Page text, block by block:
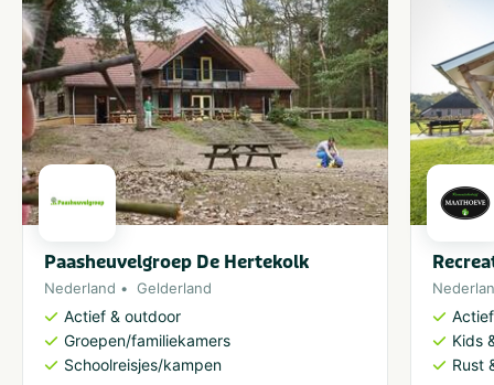
Paasheuvelgroep De Hertekolk
Nederland Gelderland
Actief & outdoor
Groepen/familiekamers
Schoolreisjes/kampen
Kids
Rust